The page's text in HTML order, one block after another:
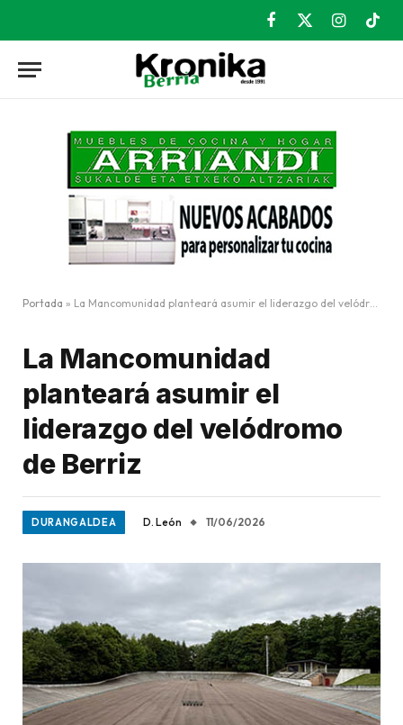
Facebook
X
Instagram
Portada » La Mancomunidad planteará asumir el liderazgo del velódromo de Berriz
La Mancomunidad
planteará asumir el
liderazgo del velódromo
de Berriz
DURANGALDEA D. León 11/06/2026